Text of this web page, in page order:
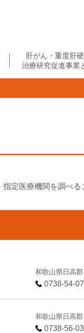
肝がん・重度肝
治療研究促進事業
指定医療機関を調べる
和歌山県日高
0738-54-
和歌山県日高
0738-56-